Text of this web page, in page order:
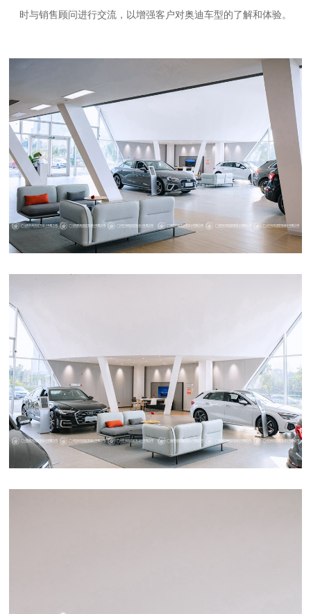
时与销售顾问进行交流，以增强客户对奥迪车型的了解和体验。